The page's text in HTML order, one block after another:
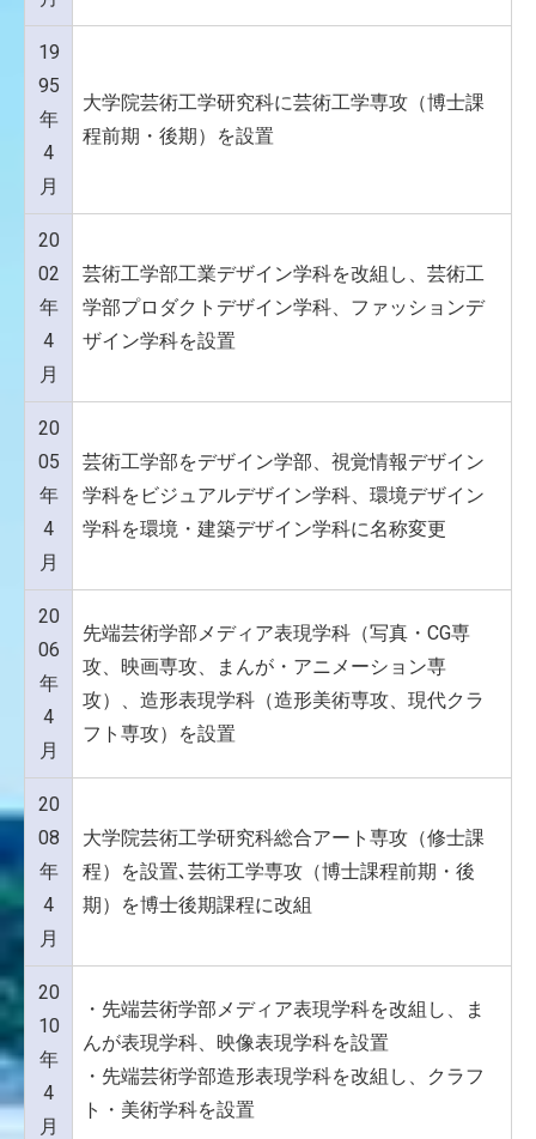
19
95
年
4
月
大学院芸術工学研究科に芸術工学専攻（博士課
程前期・後期）を設置
20
02
年
4
月
芸術工学部工業デザイン学科を改組し、芸術工
学部プロダクトデザイン学科、ファッションデ
ザイン学科を設置
20
05
年
4
月
芸術工学部をデザイン学部、視覚情報デザイン
学科をビジュアルデザイン学科、環境デザイン
学科を環境・建築デザイン学科に名称変更
20
06
年
4
月
先端芸術学部メディア表現学科（写真・CG専
攻、映画専攻、まんが・アニメーション専
攻）、造形表現学科（造形美術専攻、現代クラ
フト専攻）を設置
20
08
年
4
月
大学院芸術工学研究科総合アート専攻（修士課
程）を設置､芸術工学専攻（博士課程前期・後
期）を博士後期課程に改組
20
10
年
4
月
・先端芸術学部メディア表現学科を改組し、ま
んが表現学科、映像表現学科を設置
・先端芸術学部造形表現学科を改組し、クラフ
ト・美術学科を設置